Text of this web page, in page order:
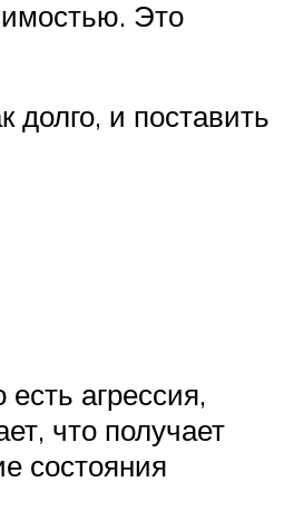
Это
долго, и поставить
агрессия,
что получает
состояния